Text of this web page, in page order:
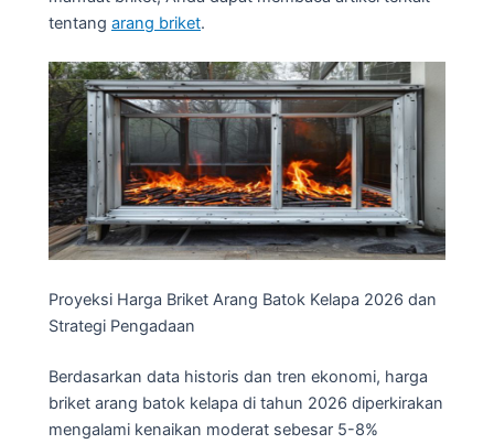
tentang arang briket.
Proyeksi Harga Briket Arang Batok Kelapa 2026 dan
Strategi Pengadaan
Berdasarkan data historis dan tren ekonomi, harga
briket arang batok kelapa di tahun 2026 diperkirakan
mengalami kenaikan moderat sebesar 5-8%